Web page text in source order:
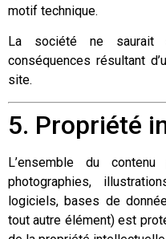
motif technique.
La société ne saurait
conséquences résultant
site.
5. Propriété
L’ensemble du
photographies,
logiciels, bases de
tout autre élément) est